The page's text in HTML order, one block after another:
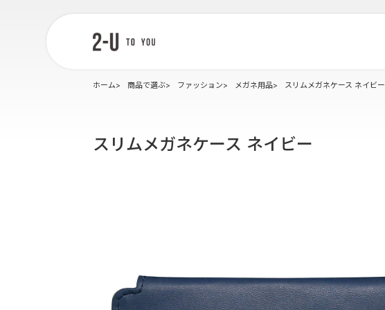
ホーム 商品で選ぶ ファッション メガネ用品 スリムメガネケース ネイビー
スリムメガネケース ネイビー